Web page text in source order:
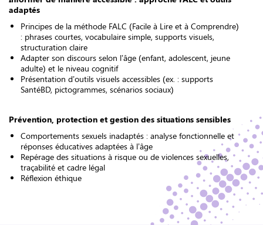
adaptés
Principes de la méthode FALC (Facile à Lire et à Comprendre)
: phrases courtes, vocabulaire simple, supports visuels,
structuration claire
Adapter son discours selon l’âge (enfant, adolescent, jeune
adulte) et le niveau cognitif
Présentation d’outils visuels accessibles (ex. : supports
SantéBD, pictogrammes, scénarios sociaux)
Prévention, protection et gestion des situations sensibles
Comportements sexuels inadaptés : analyse fonctionnelle et
réponses éducatives adaptées à l’âge
Repérage des situations à risque ou de violences sexuelles,
traçabilité et cadre légal
Réflexion éthique